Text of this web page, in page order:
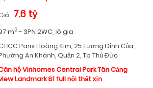
7.6 tỷ
m2- 3PN 2WC, lô gia
Paris Hoàng Kim, 25 Lương Định Của,
An Khánh, Quận 2, Tp Thủ Đức
hộ Vinhomes Central Park Tân Cảng
Landmark 81 full nội thất xịn